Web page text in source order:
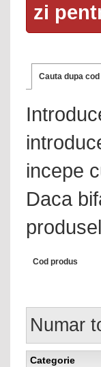
zi
Cauta dupa
incepe
Daca
Cod produs
Numar
Categorie